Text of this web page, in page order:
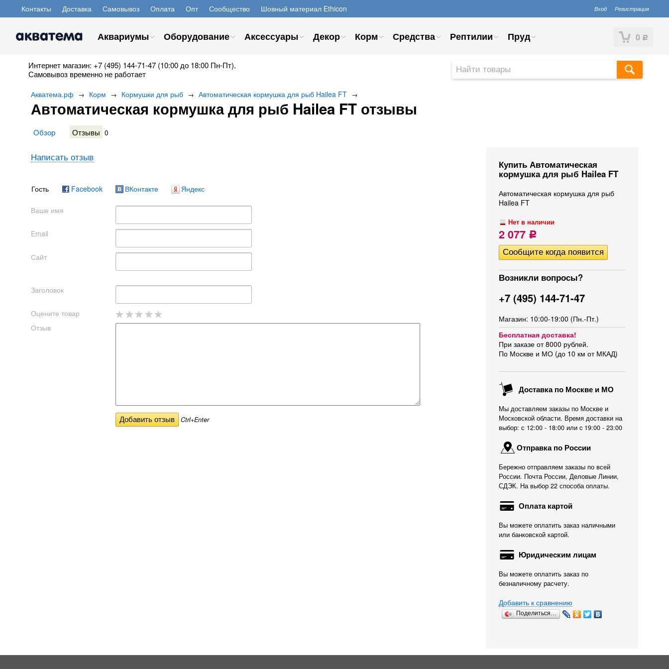
Контакты Доставка Самовывоз Оплата Опт Сообщество Шовный материал Ethicon Вход Регистрация
0 Р
Аквариумы Оборудование Аксессуары Декор Корм Средства Рептилии Пруд
Интернет магазин: +7 (495) 144-71-47 (10:00 до 18:00 Пн-Пт).
Самовывоз временно не работает
Акватема.рф → Корм → Кормушки для рыб → Автоматическая кормушка для рыб Hailea FT →
Автоматическая кормушка для рыб Hailea FT отзывы
Обзор Отзывы 0
Купить Автоматическая
кормушка для рыб Hailea FT
Автоматическая кормушка для рыб
Hailea FT
Нет в наличии
2 077 Р
Возникли вопросы?
+7 (495) 144-71-47
Магазин: 10:00-19:00 (Пн.-Пт.)
Бесплатная доставка!
При заказе от 8000 рублей.
По Москве и МО (до 10 км от МКАД)
Доставка по Москве и МО
Мы доставляем заказы по Москве и
Московской области. Время доставки на
выбор: с 12:00 - 18:00 или c 19:00 - 23:00
Отправка по России
Бережно отправляем заказы по всей
России. Почта России, Деловые Линии,
СДЭК. На выбор 22 способа оплаты.
Оплата картой
Вы можете оплатить заказ наличными
или банковской картой.
Юридическим лицам
Вы можете оплатить заказ по
безналичному расчету.
Добавить к сравнению
Поделиться…
Написать отзыв
Гость Facebook ВКонтакте Яндекс
Ваше имя
Email
Сайт
Заголовок
Оцените товар
Отзыв
Ctrl+Enter